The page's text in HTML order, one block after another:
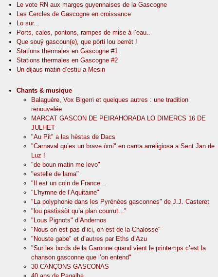
Le vote RN aux marges guyennaises de la Gascogne
Les Cercles de Gascogne en croissance
Lo sur...
Ports, cales, pontons, rampes de mise à l’eau..
Que souÿ gascoun(e), que pòrti lou berrét !
Stations thermales en Gascogne #1
Stations thermales en Gascogne #2
Un dijaus matin d’estiu a Mesin
Chants & musique
Balaguère, Vox Bigerri et quelques autres : une tradition
renouvelée
MARCAT GASCON DE PEIRAHORADA LO DIMERCS 16 DE
JULHET
"Au Pit" a las hèstas de Dacs
"Carnaval qu’es un brave òmi" en canta arreligiosa a Sent Jan de
Luz !
"de boun matin me levo"
"estelle de lama"
"Il est un coin de France...
"L’hymne de l’Aquitaine"
"La polyphonie dans les Pyrénées gasconnes" de J.J. Casteret
"lou pastissòt qu’a plan courrut..."
"Lous Pignots" d’Andernos
"Nous on est pas d’ici, on est de la Chalosse"
"Nouste gabe" et d’autres par Eths d’Azu
"Sur les bords de la Garonne quand vient le printemps c’est la
chanson gasconne que l’on entend"
30 CANÇONS GASCONAS